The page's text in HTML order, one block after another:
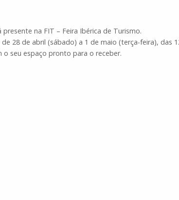
na FIT – Feira Ibérica de Turismo.
de 28 de abril (sábado) a 1 de maio (terça-feira), das
o seu espaço pronto para o receber.